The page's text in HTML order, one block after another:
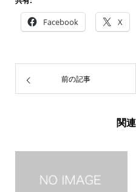
Facebook X
前の記事
関